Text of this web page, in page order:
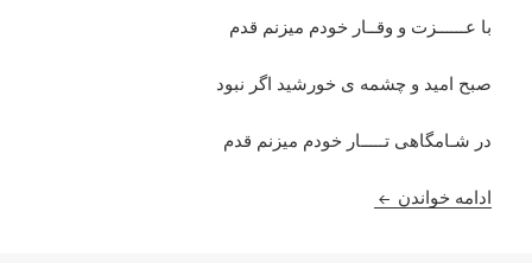
با عــــــزت و وقــار خودم میزنم قدم
صبح امید و چشمه ی خورشید اگر نبود
در شـامگاهی تـــــار خودم میزنم قدم
ادامه خواندن صبح امید و چشمه ی خورشید : احمد محمود امپراطور